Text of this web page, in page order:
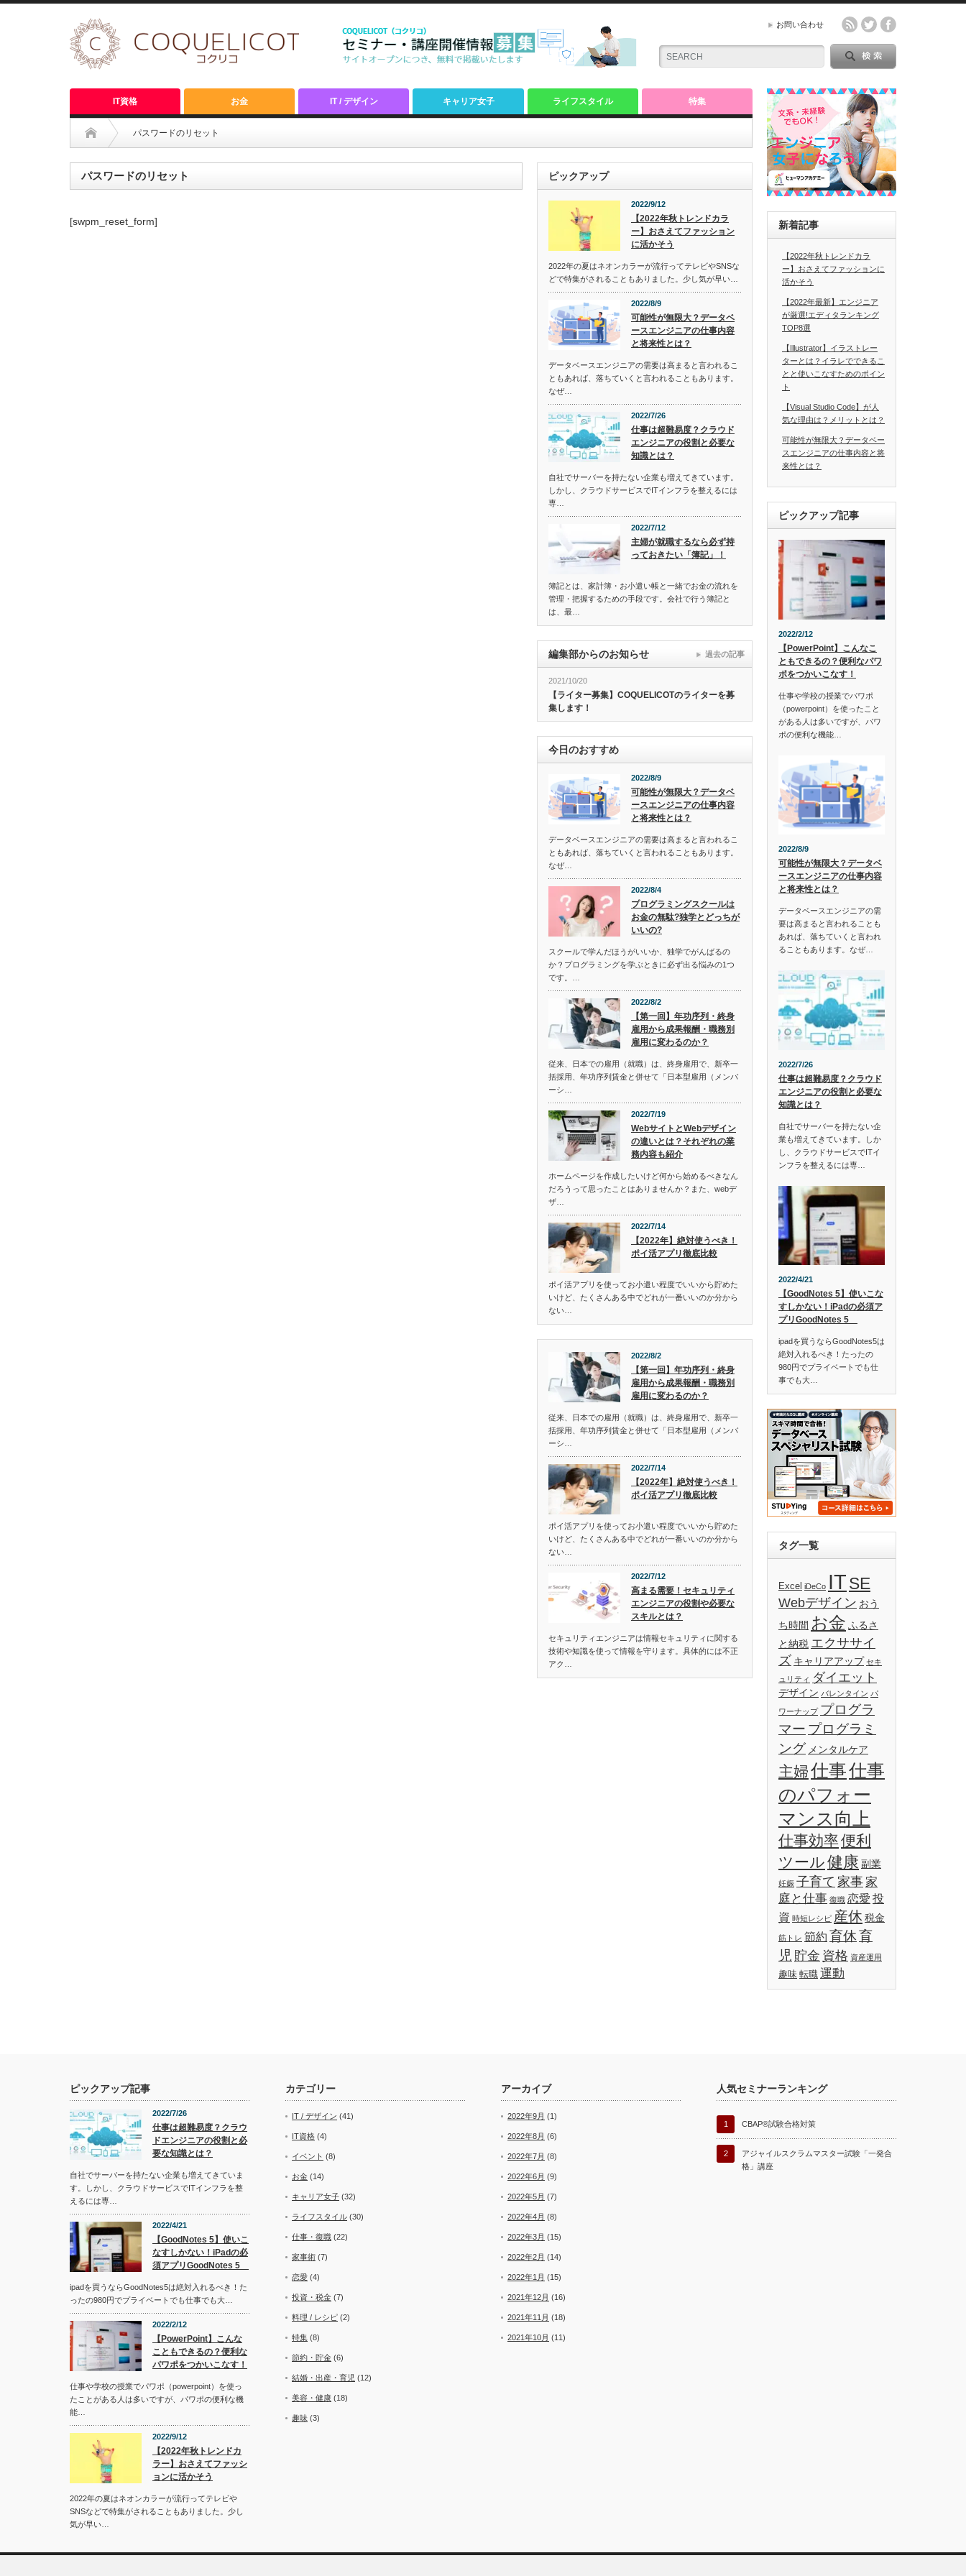
お問い合わせ
IT資格 お金 IT / デザイン キャリア女子 ライフスタイル 特集
パスワードのリセット
パスワードのリセット
[swpm_reset_form]
ピックアップ
2022/9/12
【2022年秋トレンドカラ
ー】おさえてファッション
に活かそう
2022年の夏はネオンカラーが流行ってテレビやSNSな
どで特集がされることもありました。少し気が早い…
2022/8/9
可能性が無限大？データベ
ースエンジニアの仕事内容
と将来性とは？
データベースエンジニアの需要は高まると言われるこ
ともあれば、落ちていくと言われることもあります。
なぜ…
2022/7/26
仕事は超難易度？クラウド
エンジニアの役割と必要な
知識とは？
自社でサーバーを持たない企業も増えてきています。
しかし、クラウドサービスでITインフラを整えるには
専…
2022/7/12
主婦が就職するなら必ず持
っておきたい「簿記」！
簿記とは、家計簿・お小遣い帳と一緒でお金の流れを
管理・把握するための手段です。会社で行う簿記と
は、最…
編集部からのお知らせ
2021/10/20
【ライター募集】COQUELICOTのライターを募
集します！
過去の記事
今日のおすすめ
2022/8/9
可能性が無限大？データベ
ースエンジニアの仕事内容
と将来性とは？
データベースエンジニアの需要は高まると言われるこ
ともあれば、落ちていくと言われることもあります。
なぜ…
2022/8/4
プログラミングスクールは
お金の無駄?独学とどっちが
いいの?
スクールで学んだほうがいいか、独学でがんばるの
か？プログラミングを学ぶときに必ず出る悩みの1つ
です。…
2022/8/2
【第一回】年功序列・終身
雇用から成果報酬・職務別
雇用に変わるのか？
従来、日本での雇用（就職）は、終身雇用で、新卒一
括採用、年功序列賃金と併せて「日本型雇用（メンバ
ーシ…
2022/7/19
WebサイトとWebデザイン
の違いとは？それぞれの業
務内容も紹介
ホームページを作成したいけど何から始めるべきなん
だろうって思ったことはありませんか？また、webデ
ザ…
2022/7/14
【2022年】絶対使うべき！
ポイ活アプリ徹底比較
ポイ活アプリを使ってお小遣い程度でいいから貯めた
いけど、たくさんある中でどれが一番いいのか分から
ない…
2022/8/2
【第一回】年功序列・終身
雇用から成果報酬・職務別
雇用に変わるのか？
従来、日本での雇用（就職）は、終身雇用で、新卒一
括採用、年功序列賃金と併せて「日本型雇用（メンバ
ーシ…
2022/7/14
【2022年】絶対使うべき！
ポイ活アプリ徹底比較
ポイ活アプリを使ってお小遣い程度でいいから貯めた
いけど、たくさんある中でどれが一番いいのか分から
ない…
2022/7/12
高まる需要！セキュリティ
エンジニアの役割や必要な
スキルとは？
セキュリティエンジニアは情報セキュリティに関する
技術や知識を使って情報を守ります。具体的には不正
アク…
新着記事
【2022年秋トレンドカラ
ー】おさえてファッションに
活かそう
【2022年最新】エンジニア
が厳選!エディタランキング
TOP8選
【Illustrator】イラストレー
ターとは？イラレでできるこ
とと使いこなすためのポイン
ト
【Visual Studio Code】が人
気な理由は？メリットとは？
可能性が無限大？データベー
スエンジニアの仕事内容と将
来性とは？
ピックアップ記事
2022/2/12
【PowerPoint】こんなこ
ともできるの？便利なパワ
ポをつかいこなす！
仕事や学校の授業でパワポ
（powerpoint）を使ったこと
がある人は多いですが、パワ
ポの便利な機能…
2022/8/9
可能性が無限大？データベ
ースエンジニアの仕事内容
と将来性とは？
データベースエンジニアの需
要は高まると言われることも
あれば、落ちていくと言われ
ることもあります。なぜ…
2022/7/26
仕事は超難易度？クラウド
エンジニアの役割と必要な
知識とは？
自社でサーバーを持たない企
業も増えてきています。しか
し、クラウドサービスでITイ
ンフラを整えるには専…
2022/4/21
【GoodNotes 5】使いこな
すしかない！iPadの必須ア
プリGoodNotes 5
ipadを買うならGoodNotes5は
絶対入れるべき！たったの
980円でプライベートでも仕
事でも大…
タグ一覧
Excel iDeCo ITSE
Webデザイン おう
ち時間 お金 ふるさ
と納税 エクササイ
ズ キャリアアップ セキ
ュリティ ダイエット
デザイン バレンタイン パ
ワーナップ プログラ
マー プログラミ
ング メンタルケア
主婦仕事仕事
のパフォー
マンス向上
仕事効率便利
ツール健康 副業
妊娠 子育て 家事 家
庭と仕事 復職 恋愛 投
資 時短レシピ 産休 税金
筋トレ 節約 育休育
児 貯金 資格 資産運用
趣味 転職 運動
ピックアップ記事
2022/7/26
仕事は超難易度？クラウ
ドエンジニアの役割と必
要な知識とは？
自社でサーバーを持たない企業も増えてきていま
す。しかし、クラウドサービスでITインフラを整
えるには専…
2022/4/21
【GoodNotes 5】使いこ
なすしかない！iPadの必
須アプリGoodNotes 5
ipadを買うならGoodNotes5は絶対入れるべき！た
ったの980円でプライベートでも仕事でも大…
2022/2/12
【PowerPoint】こんな
こともできるの？便利な
パワポをつかいこなす！
仕事や学校の授業でパワポ（powerpoint）を使っ
たことがある人は多いですが、パワポの便利な機
能…
2022/9/12
【2022年秋トレンドカ
ラー】おさえてファッシ
ョンに活かそう
2022年の夏はネオンカラーが流行ってテレビや
SNSなどで特集がされることもありました。少し
気が早い…
カテゴリー
IT / デザイン (41)
IT資格 (4)
イベント (8)
お金 (14)
キャリア女子 (32)
ライフスタイル (30)
仕事・復職 (22)
家事術 (7)
恋愛 (4)
投資・税金 (7)
料理 / レシピ (2)
特集 (8)
節約・貯金 (6)
結婚・出産・育児 (12)
美容・健康 (18)
趣味 (3)
アーカイブ
2022年9月 (1)
2022年8月 (6)
2022年7月 (8)
2022年6月 (9)
2022年5月 (7)
2022年4月 (8)
2022年3月 (15)
2022年2月 (14)
2022年1月 (15)
2021年12月 (16)
2021年11月 (18)
2021年10月 (11)
人気セミナーランキング
1 CBAP®試験合格対策
2
アジャイルスクラムマスター試験「一発合
格」講座